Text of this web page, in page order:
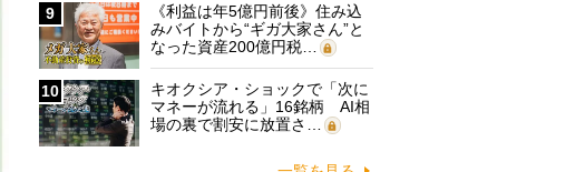
9
《利益は年5億円前後》住み込
みバイトから“ギガ大家さん”と
なった資産200億円税…
10
キオクシア・ショックで「次に
マネーが流れる」16銘柄 AI相
場の裏で割安に放置さ…